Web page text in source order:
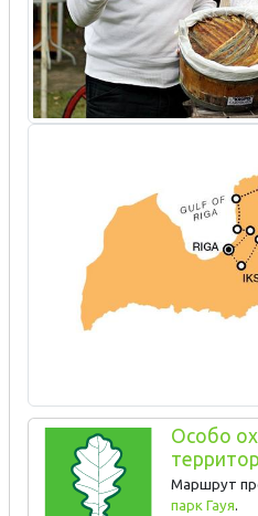
Особо
Маршрут
парк Гауя.